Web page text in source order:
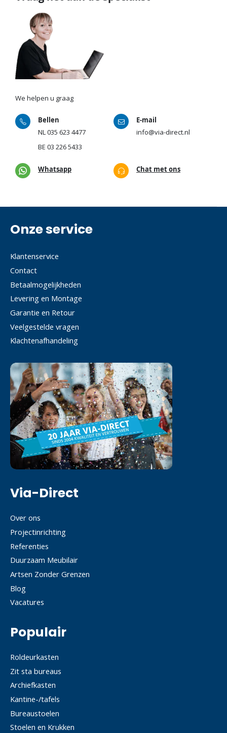
We helpen u graag
Bellen
NL035 623 4477
BE 03 226 5433
E-mail
info@via-direct.nl
Whatsapp Chat met ons
Onze service
Klantenservice
Contact
Betaalmogelijkheden
Levering en Montage
Garantie en Retour
Veelgestelde vragen
Klachtenafhandeling
Via-Direct
Over ons
Projectinrichting
Referenties
Duurzaam Meubilair
Artsen Zonder Grenzen
Blog
Vacatures
Populair
Roldeurkasten
Zit sta bureaus
Archiefkasten
Kantine-/tafels
Bureaustoelen
Stoelen en Krukken